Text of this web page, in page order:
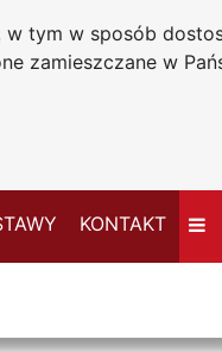
w tym w sposób
zamieszczane w
Deklaracja
KONTAKT